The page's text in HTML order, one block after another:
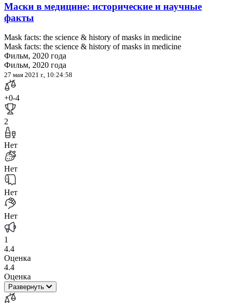
Маски в медицине: исторические и научные
факты
Mask facts: the science & history of masks in medicine
Mask facts: the science & history of masks in medicine
Фильм, 2020 года
Фильм, 2020 года
27 мая 2021 г., 10:24:58
+0-4
2
Нет
Нет
Нет
Нет
1
4.4
Оценка
4.4
Оценка
Развернуть